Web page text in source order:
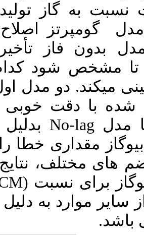
تولیدی می
اصلاح شده،
تأخیر مورد
کدام مدل
مدل اول یعنی
خوبی برروی
بدلیل درنظر
خطا را نشان
نتایج نشان
(
KW+CM
)
موارد به دلیل ترکیب